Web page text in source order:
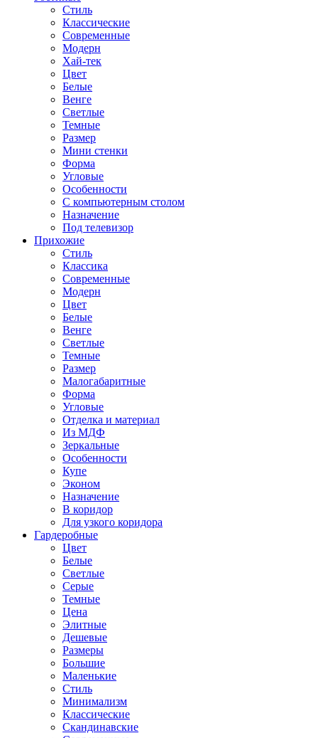
Стиль
Классические
Современные
Модерн
Хай-тек
Цвет
Белые
Венге
Светлые
Темные
Размер
Мини стенки
Форма
Угловые
Особенности
С компьютерным столом
Назначение
Под телевизор
Прихожие
Стиль
Классика
Современные
Модерн
Цвет
Белые
Венге
Светлые
Темные
Размер
Малогабаритные
Форма
Угловые
Отделка и материал
Из МДФ
Зеркальные
Особенности
Купе
Эконом
Назначение
В коридор
Для узкого коридора
Гардеробные
Цвет
Белые
Светлые
Серые
Темные
Цена
Элитные
Дешевые
Размеры
Большие
Маленькие
Стиль
Минимализм
Классические
Скандинавские